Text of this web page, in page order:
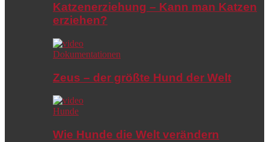
Katzenerziehung – Kann man Katzen
erziehen?
Dokumentationen
Zeus – der größte Hund der Welt
Hunde
Wie Hunde die Welt verändern